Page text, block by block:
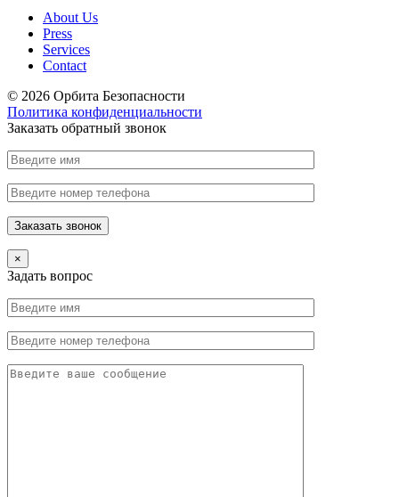
About Us
Press
Services
Contact
© 2026 Орбита Безопасности
Политика конфиденциальности
Заказать обратный звонок
×
Задать вопрос